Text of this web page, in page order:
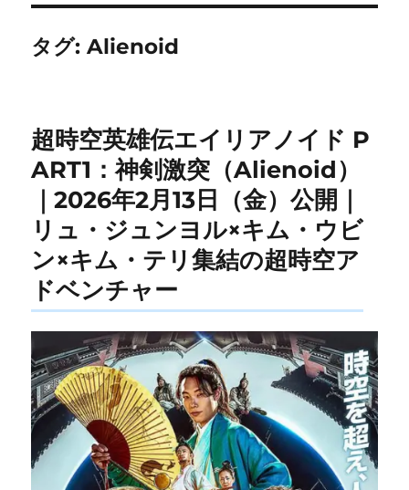
タグ:Alienoid
超時空英雄伝エイリアノイド P
ART1：神剣激突（Alienoid）
｜2026年2月13日（金）公開｜
リュ・ジュンヨル×キム・ウビ
ン×キム・テリ集結の超時空ア
ドベンチャー